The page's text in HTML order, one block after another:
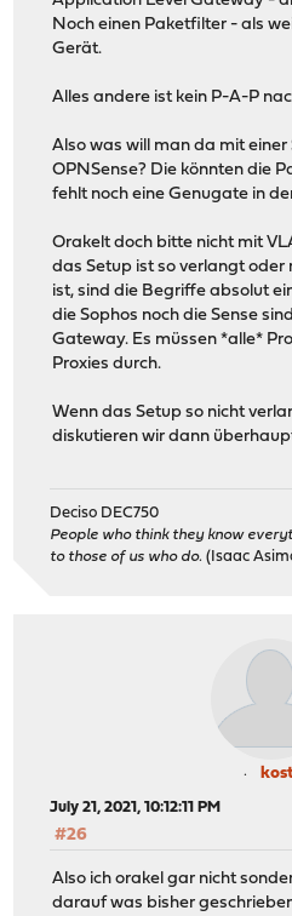
Noch einen Paketfilter - als
Gerät.
Alles andere ist kein P-A-P
Also was will man da mit einer
OPNSense? Die könnten die
fehlt noch eine Genugate in
Orakelt doch bitte nicht mit
das Setup ist so verlangt oder
ist, sind die Begriffe absolut
die Sophos noch die Sense
Gateway. Es müssen *alle*
Proxies durch.
Wenn das Setup so nicht
diskutieren wir dann
Deciso DEC750
People who think they know
to those of us who do. (Isaac
July 21, 2021, 10:12:11 PM
#26
Also ich orakel gar nicht
darauf was bisher